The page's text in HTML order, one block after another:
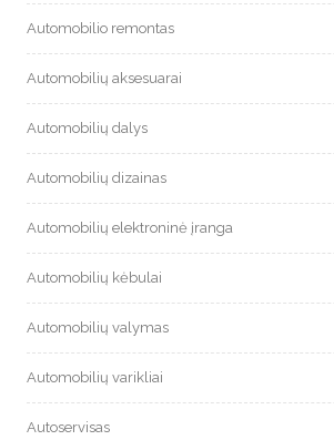
Automobilio remontas
Automobilių aksesuarai
Automobilių dalys
Automobilių dizainas
Automobilių elektroninė įranga
Automobilių kėbulai
Automobilių valymas
Automobilių varikliai
Autoservisas